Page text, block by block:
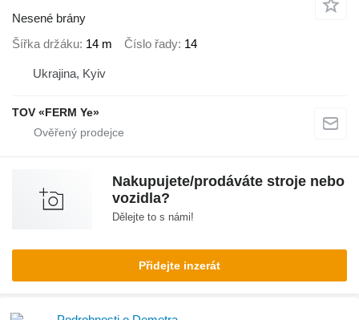
Nesené brány
Šířka držáku 14 m Číslo řady 14
Ukrajina, Kyiv
TOV «FERM Ye»
Nakupujete/prodáváte stroje nebo
vozidla?
Dělejte to s námi!
Přidejte inzerát